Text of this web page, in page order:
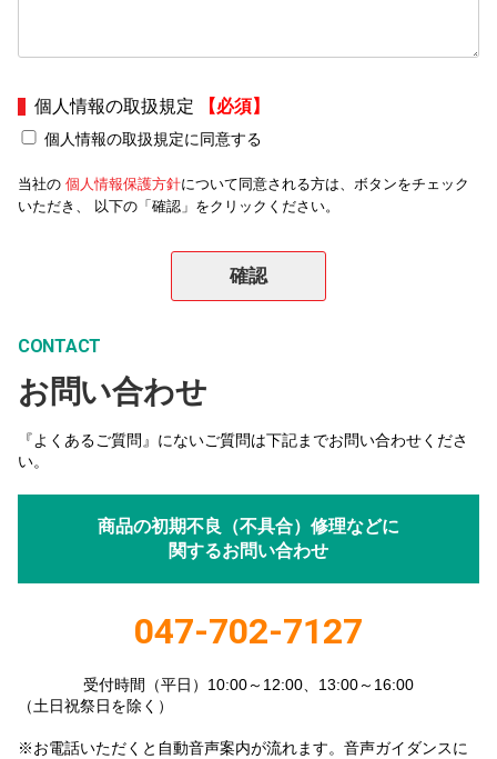
個人情報の取扱規定 【必須】
個人情報の取扱規定に同意する
当社の 個人情報保護方針について同意される方は、ボタンをチェック
いただき、 以下の「確認」をクリックください。
CONTACT
お問い合わせ
『よくあるご質問』にないご質問は下記までお問い合わせくださ
い。
商品の初期不良（不具合）修理などに
関するお問い合わせ
047-702-7127
受付時間（平日）10:00～12:00、13:00～16:00
（土日祝祭日を除く）
※お電話いただくと自動音声案内が流れます。音声ガイダンスに